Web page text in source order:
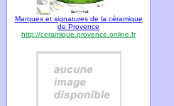
Marques et signatures de la céramique
de Provence
http://ceramique.provence.online.fr